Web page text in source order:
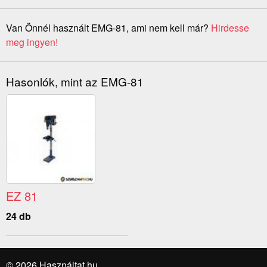
Van Önnél használt EMG-81, ami nem kell már? Hirdesse
meg ingyen!
Hasonlók, mint az EMG-81
EZ 81
24 db